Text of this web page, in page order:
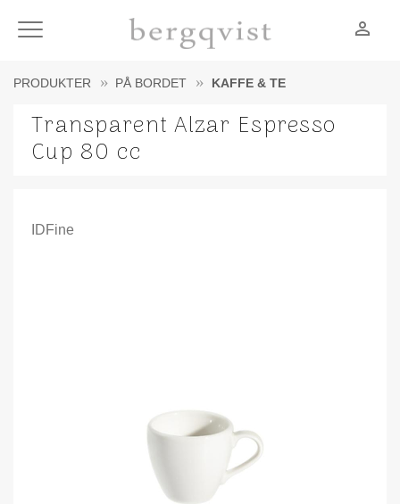
Meny person_outline
PRODUKTER PÅ BORDET KAFFE & TE
Transparent Alzar Espresso
Cup 80 cc
IDFine